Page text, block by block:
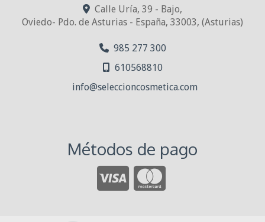
Calle Uría, 39 - Bajo,
Oviedo- Pdo. de Asturias - España, 33003, (Asturias)
985 277 300
610568810
info
seleccioncosmetica.com
Métodos de pago